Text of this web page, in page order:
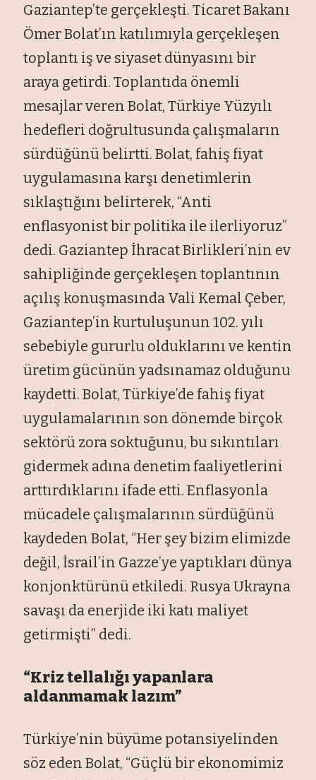
Gaziantep’te gerçekleşti. Ticaret Bakanı
Ömer Bolat’ın katılımıyla gerçekleşen
toplantı iş ve siyaset dünyasını bir
araya getirdi. Toplantıda önemli
mesajlar veren Bolat, Türkiye Yüzyılı
hedefleri doğrultusunda çalışmaların
sürdüğünü belirtti. Bolat, fahiş fiyat
uygulamasına karşı denetimlerin
sıklaştığını belirterek, “Anti
enflasyonist bir politika ile ilerliyoruz”
dedi. Gaziantep İhracat Birlikleri’nin ev
sahipliğinde gerçekleşen toplantının
açılış konuşmasında Vali Kemal Çeber,
Gaziantep’in kurtuluşunun 102. yılı
sebebiyle gururlu olduklarını ve kentin
üretim gücünün yadsınamaz olduğunu
kaydetti. Bolat, Türkiye’de fahiş fiyat
uygulamalarının son dönemde birçok
sektörü zora soktuğunu, bu sıkıntıları
gidermek adına denetim faaliyetlerini
arttırdıklarını ifade etti. Enflasyonla
mücadele çalışmalarının sürdüğünü
kaydeden Bolat, “Her şey bizim elimizde
değil, İsrail’in Gazze’ye yaptıkları dünya
konjonktürünü etkiledi. Rusya Ukrayna
savaşı da enerjide iki katı maliyet
getirmişti” dedi.
“Kriz tellalığı yapanlara
aldanmamak lazım”
Türkiye’nin büyüme potansiyelinden
söz eden Bolat, “Güçlü bir ekonomimiz